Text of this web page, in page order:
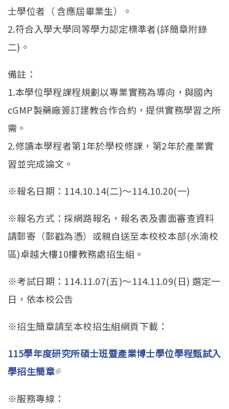
士學位者（ 含應屆畢業生）。
2.符合入學大學同等學力認定標準者(詳簡章附錄
二)。
備註：
1.本學位學程課程規劃以專業實務為導向， 與國內
cGMP製藥廠簽訂建教合作合約，提供實務學習之所
需。
2.修讀本學程者第1年於學校修課， 第2年於產業實
習並完成論文。
※報名日期：114.10.14(二)～114.10.20(一)
※報名方式：採網路報名，報名表及書面審查資料
請郵寄（郵戳為憑）或親自送至本校校本部(水湳校
區)卓越大樓10樓教務處招生組。
※考試日期：114.11.07(五)～114.11.09(日) 選定一
日，依本校公告
※招生簡章請至本校招生組網頁下載：
115學年度研究所碩士班暨產業博士學位學程甄試入
學招生簡章(link is external)
※服務專線：